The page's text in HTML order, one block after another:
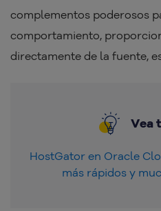
complementos poderosos
comportamiento,
directamente de la fuente,
Vea
HostGator en Oracle
más rápidos y